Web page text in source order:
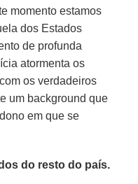
momento estamos
dos Estados
de profunda
atormenta os
os verdadeiros
um background que
em que se
do resto do país.